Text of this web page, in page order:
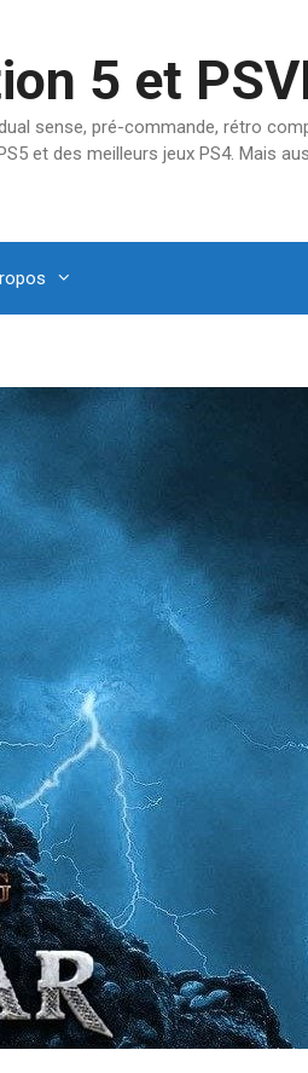
5 et
sense, pré-commande, rétro
et des meilleurs jeux PS4. Mais